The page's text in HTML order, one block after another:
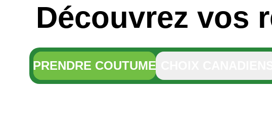
Découvrez vos
PRENDRE COUTUME